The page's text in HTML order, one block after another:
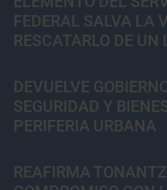
FEDERAL SALVA LA
RESCATARLO DE UN
DEVUELVE
SEGURIDAD Y
PERIFERIA URBANA
REAFIRMA